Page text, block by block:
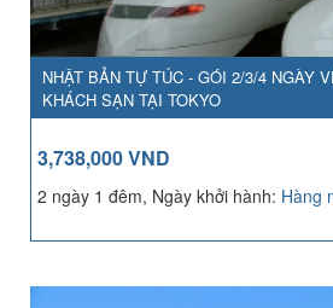
NHẬT BẢN TỰ TÚC - GÓI 2/3/4 NGÀY
KHÁCH SẠN TẠI TOKYO
3,738,000 VND
2 ngày 1 đêm, Ngày khởi hành: Hàng